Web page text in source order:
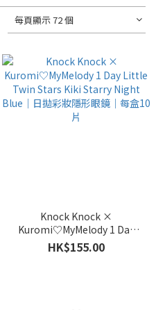
每頁顯示 72 個
Knock Knock ×
Kuromi♡MyMelody 1 Day
Little Twin Stars Kiki Starry
Night Blue｜日拋彩妝隱形眼
HK$155.00